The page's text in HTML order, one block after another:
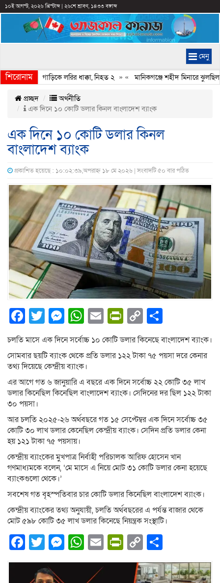
১০ই আগস্ট, ২০২৬ খ্রিস্টাব্দ| ২৬শে শ্রাবণ, ১৪৩৩ বঙ্গাব্দ
মেনু
শিরোনাম
থাকা চার গাড়িকে লরির ধাক্কা, নিহত ২» « মানিকগঞ্জে শহীদ মিনারে ঝুলছিল
প্রচ্ছদ
অর্থনীতি
এক দিনে ১০ কোটি ডলার কিনল বাংলাদেশ ব্যাংক
এক দিনে ১০ কোটি ডলার কিনল
বাংলাদেশ ব্যাংক
প্রকাশিত হয়েছে : ১০:০২:৩৯,অপরাহ্ন ১৮ মে ২০২৬ | সংবাদটি ৫০ বার পঠিত
Facebook
Twitter
Messenger
WhatsApp
EmailPrintFriendly
Copy
Link
চলতি মাসে এক দিনে সর্বোচ্চ ১০ কোটি ডলার কিনেছে বাংলাদেশ ব্যাংক।
সোমবার ছয়টি ব্যাংক থেকে প্রতি ডলার ১২২ টাকা ৭৫ পয়সা দরে কেনার
তথ্য দিয়েছে কেন্দ্রীয় ব্যাংক।
এর আগে গত ৬ জানুয়ারি এ বছরে এক দিনে সর্বোচ্চ ২২ কোটি ৩৫ লাখ
ডলার কিনেছিল কিনেছিল বাংলাদেশ ব্যাংক। সেদিনের দর ছিল ১২২ টাকা
৩০ পয়সা।
আর চলতি ২০২৫-২৬ অর্থবছরে গত ১৫ সেপ্টেম্বর এক দিনে সর্বোচ্চ ৩৫
কোটি ৩০ লাখ ডলার কেনেছিল কেন্দ্রীয় ব্যাংক। সেদিন প্রতি ডলার কেনা
হয় ১২১ টাকা ৭৫ পয়সায়।
কেন্দ্রীয় ব্যাংকের মুখপাত্র নির্বাহী পরিচালক আরিফ হোসেন খান
গণমাধ্যমকে বলেন, ‘মে মাসে এ নিয়ে মোট ৩১ কোটি ডলার কেনা হয়েছে
ব্যাংকগুলো থেকে।’
সবশেষ গত বৃহস্পতিবার চার কোটি ডলার কিনেছিল বাংলাদেশ ব্যাংক।
কেন্দ্রীয় ব্যাংকের তথ্য অনুযায়ী, চলতি অর্থবছরের এ পর্যন্ত বাজার থেকে
মোট ৫৯৮ কোটি ৩৫ লাখ ডলার কিনেছে নিয়ন্ত্রক সংস্থাটি।
Facebook
Twitter
Messenger
WhatsApp
EmailPrintFriendly
Copy
Link